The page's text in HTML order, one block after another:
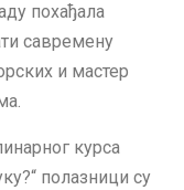
похађала
савремену
и мастер
курса
полазници су